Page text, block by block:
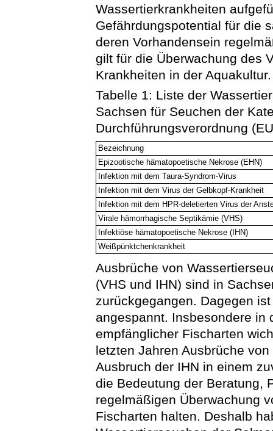
Wassertierkrankheiten
Gefährdungspotential für die
deren Vorhandensein
gilt für die Überwachung des
Krankheiten in der Aquakultur.
Tabelle 1: Liste der
Sachsen für Seuchen der
Durchführungsverordnung
Bezeichnung
Epizootische hämatopoetische Nekrose (EHN)
Infektion mit dem Taura-Syndrom-Virus
Infektion mit dem Virus der Gelbkopf-Krankheit
Infektion mit dem HPR-deletierten Virus der
Virale hämorrhagische Septikämie (VHS)
Infektiöse hämatopoetische Nekrose (IHN)
Weißpünktchenkrankheit
Ausbrüche von
(VHS und IHN) sind in
zurückgegangen. Dagegen
angespannt. Insbesondere in
empfänglicher Fischarten
letzten Jahren Ausbrüche
Ausbruch der IHN in einem
die Bedeutung der Beratung,
regelmäßigen Überwachung
Fischarten halten. Deshalb